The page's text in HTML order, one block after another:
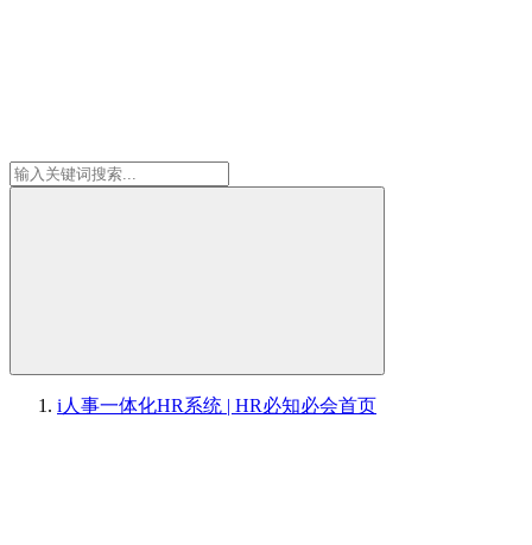
i人事一体化HR系统 | HR必知必会首页